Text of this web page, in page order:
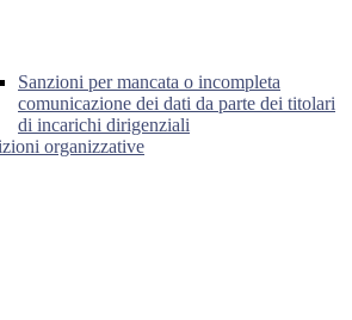
Sanzioni per mancata o incompleta
comunicazione dei dati da parte dei titolari
di incarichi dirigenziali
organizzative